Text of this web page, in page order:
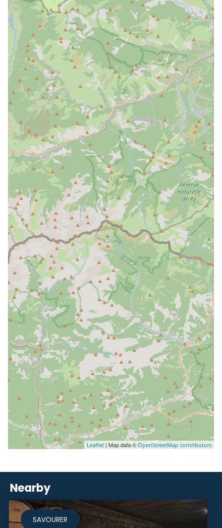
Leaflet | Map data © OpenStreetMap contributors
Nearby
SAVOURER